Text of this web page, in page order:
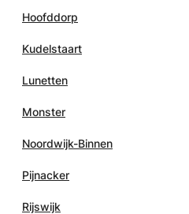
Hoofddorp
Kudelstaart
Lunetten
Monster
Noordwijk-Binnen
Pijnacker
Rijswijk